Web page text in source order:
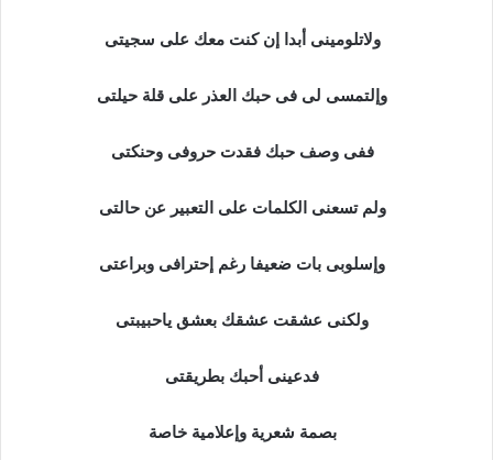
ولاتلومينى أبدا إن كنت معك على سجيتى
وإلتمسى لى فى حبك العذر على قلة حيلتى
ففى وصف حبك فقدت حروفى وحنكتى
ولم تسعنى الكلمات على التعبير عن حالتى
وإسلوبى بات ضعيفا رغم إحترافى وبراعتى
ولكنى عشقت عشقك بعشق ياحبيبتى
فدعينى أحبك بطريقتى
بصمة شعرية وإعلامية خاصة